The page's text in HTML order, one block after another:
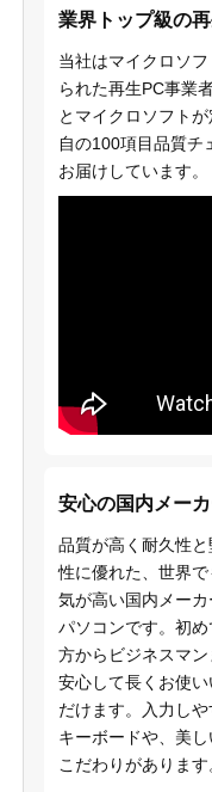
業界トップ級の
当社はマイクロソ
られた再生PC事業
とマイクロソフト
自の100項目品質チ
お届けしています。
安心の国内メー
品質が高く耐久性と
性に優れた、世界で
気が高い国内メーカ
パソコンです。初め
方からビジネスマン
安心して長くお使い
だけます。入力しや
キーボードや、美
こだわりがあります